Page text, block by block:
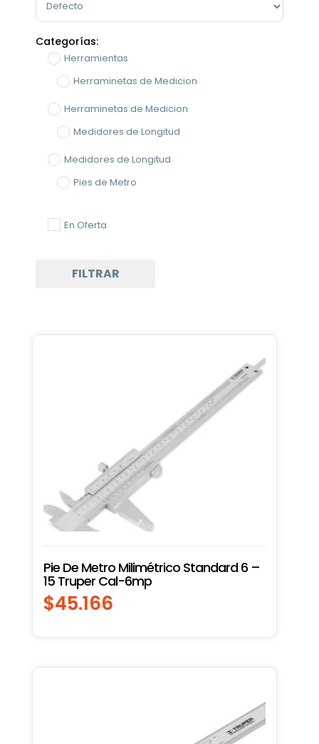
Categorías:
Herramientas
Herraminetas de Medicion
Herraminetas de Medicion
Medidores de Longitud
Medidores de Longitud
Pies de Metro
En Oferta
FILTRAR
Pie De Metro Milimétrico Standard 6 –
15 Truper Cal-6mp
$45.166